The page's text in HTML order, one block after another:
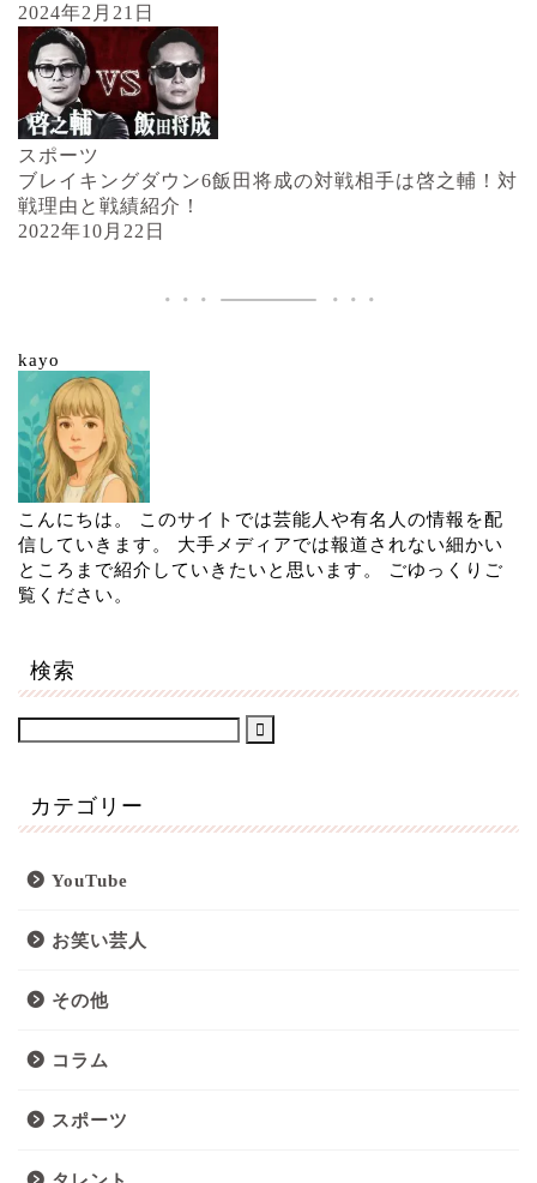
2024年2月21日
スポーツ
ブレイキングダウン6飯田将成の対戦相手は啓之輔！対
戦理由と戦績紹介！
2022年10月22日
kayo
こんにちは。 このサイトでは芸能人や有名人の情報を配
信していきます。 大手メディアでは報道されない細かい
ところまで紹介していきたいと思います。 ごゆっくりご
覧ください。
検索
カテゴリー
YouTube
お笑い芸人
その他
コラム
スポーツ